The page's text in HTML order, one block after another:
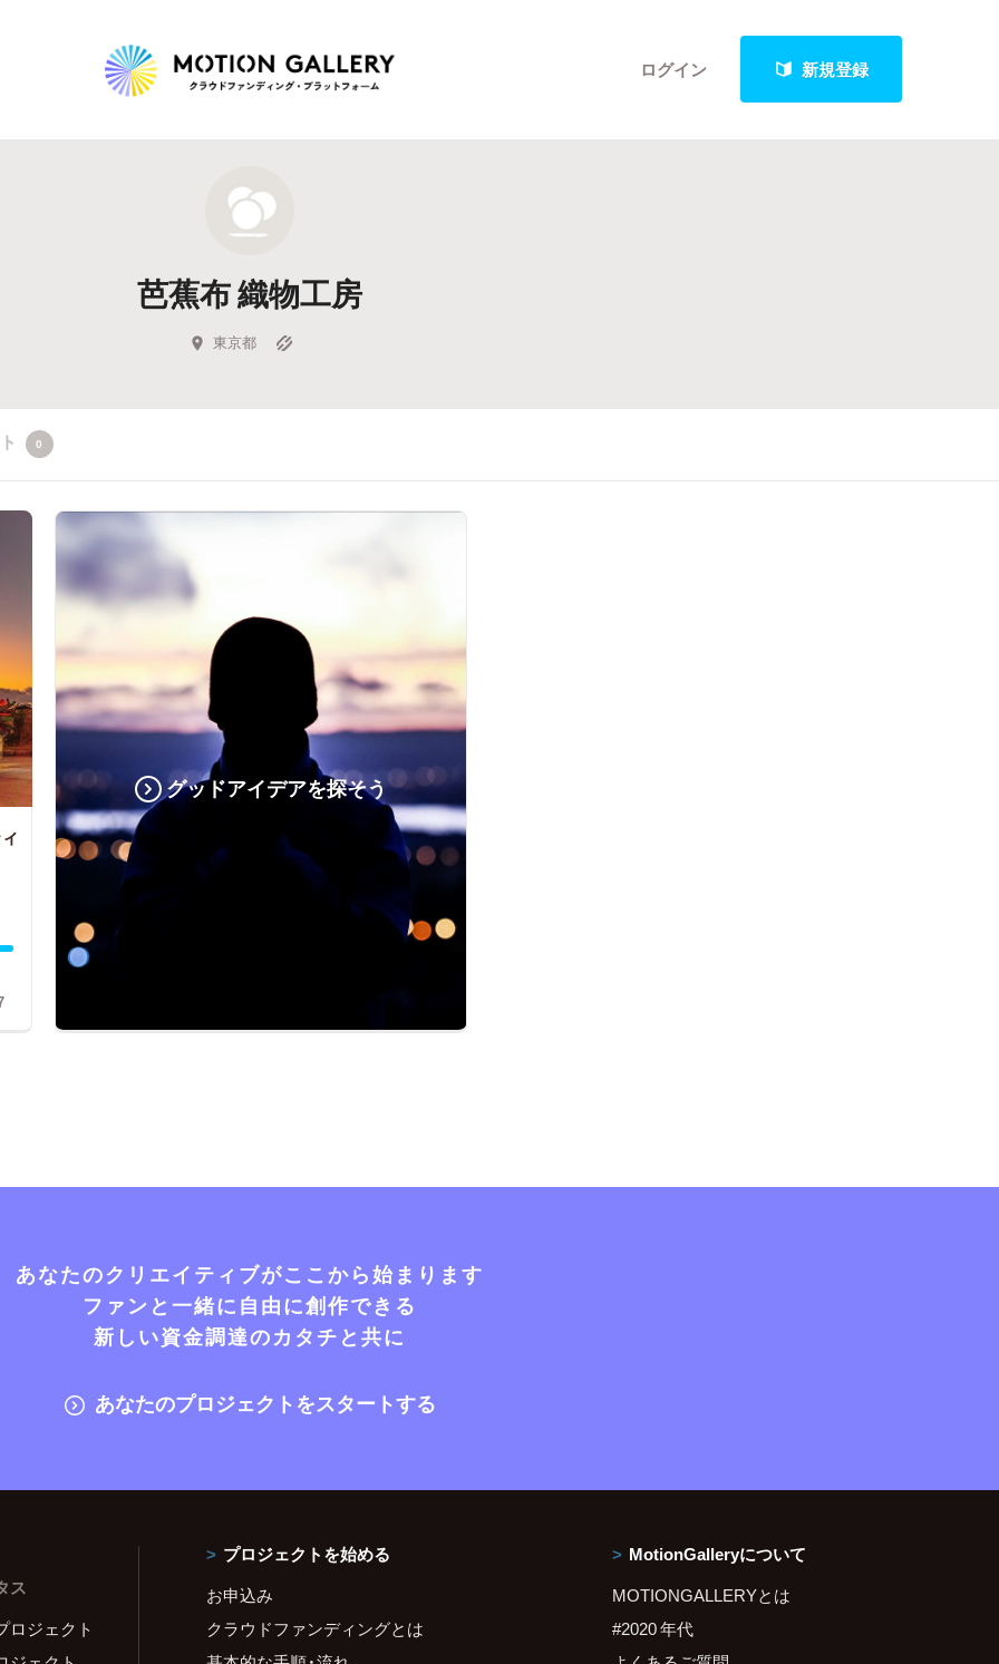
ログイン 新規登録
新着プロジェクト
Feature
キュレーターから探す
芭蕉布 織物工房
東京都
0
グッドアイデアを探そう
あなたのクリエイティブがここから始まります
ファンと一緒に自由に創作できる
新しい資金調達のカタチと共に
あなたのプロジェクトをスタートする
ス
ロジェクト
プロジェクトを始める
お申込み
クラウドファンディングとは
MotionGalleryについて
MOTIONGALLERYとは
#2020 年代